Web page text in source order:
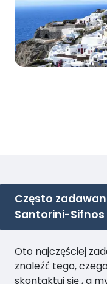
Często
Santorini-Sifnos
Oto najczęściej
znaleźć tego,
skontaktuj się , a